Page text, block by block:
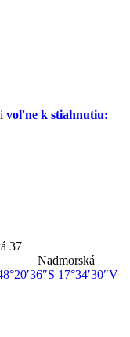
voľne k stiahnutiu:
37
Nadmorská
17°34′30″V